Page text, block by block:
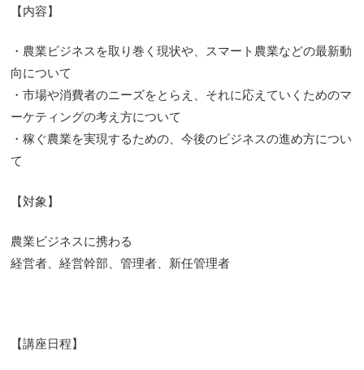
【内容】
・農業ビジネスを取り巻く現状や、スマート農業などの最新動
向について
・市場や消費者のニーズをとらえ、それに応えていくためのマ
ーケティングの考え方について
・稼ぐ農業を実現するための、今後のビジネスの進め方につい
て
【対象】
農業ビジネスに携わる
経営者、経営幹部、管理者、新任管理者
【講座日程】